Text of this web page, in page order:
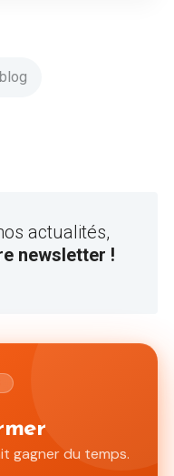
actualités,
newsletter !
gagner du temps.